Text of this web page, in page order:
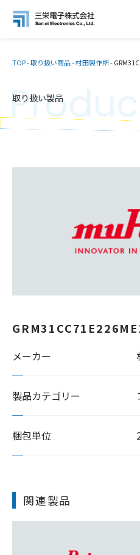
TOP-取り扱い商品-村田製作所-
取り扱い製品
メーカー
製品カテゴリー
梱包単位
関連製品